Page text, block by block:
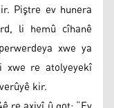
Piştre ev hunera
li hemû cîhanê
xwe ya
xwe re atolyeyekî
kir.